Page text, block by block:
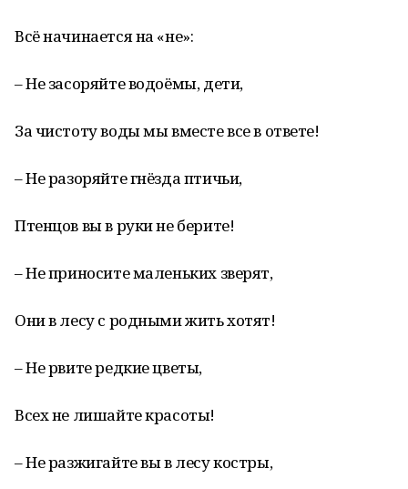
Всё начинается на «не»:
– Не засоряйте водоёмы, дети,
За чистоту воды мы вместе все в ответе!
– Не разоряйте гнёзда птичьи,
Птенцов вы в руки не берите!
– Не приносите маленьких зверят,
Они в лесу с родными жить хотят!
– Не рвите редкие цветы,
Всех не лишайте красоты!
– Не разжигайте вы в лесу костры,